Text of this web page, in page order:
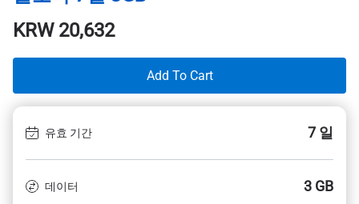
KRW20,632
Add To Cart
유효 기간 7 일
데이터 3 GB